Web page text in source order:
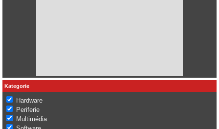
Kategorie
Hardware
Periferie
Multimédia